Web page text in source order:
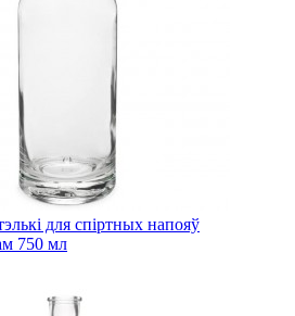
для спіртных напояў
750 мл